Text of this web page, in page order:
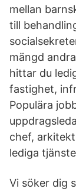
mellan
till
mängd
hittar du
fastighet,
Populära
chef,
lediga
Vi söker dig